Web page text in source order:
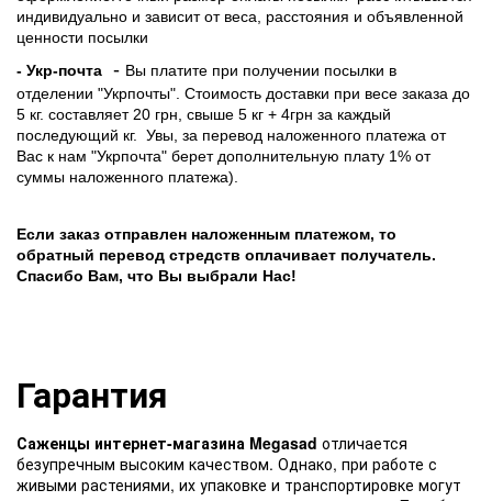
индивидуально и зависит от веса, расстояния и объявленной
ценности посылки
- Укр-почта
- Вы платите при получении посылки в
отделении "Укрпочты". Стоимость доставки при весе заказа до
5 кг. составляет 20 грн, свыше 5 кг + 4грн за каждый
последующий кг. Увы, за перевод наложенного платежа от
Вас к нам "Укрпочта" берет дополнительную плату 1% от
суммы наложенного платежа).
Если заказ отправлен наложенным платежом, то
обратный перевод стредств оплачивает получатель.
Спасибо Вам, что Вы выбрали Нас!
Гарантия
Саженцы интернет-магазина Megasad отличается
безупречным высоким качеством. Однако, при работе с
живыми растениями, их упаковке и транспортировке могут